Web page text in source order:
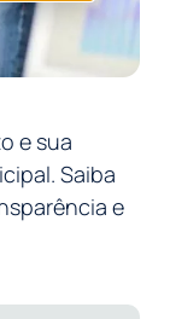
e sua
Saiba
e